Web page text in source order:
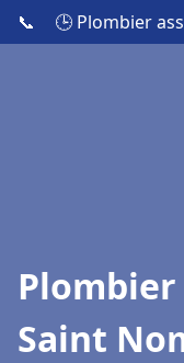
📞 🕒 Plombier
Saint